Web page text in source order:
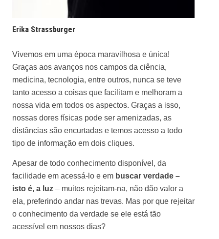
Erika Strassburger
Vivemos em uma época maravilhosa e única!
Graças aos avanços nos campos da ciência,
medicina, tecnologia, entre outros, nunca se teve
tanto acesso a coisas que facilitam e melhoram a
nossa vida em todos os aspectos. Graças a isso,
nossas dores físicas pode ser amenizadas, as
distâncias são encurtadas e temos acesso a todo
tipo de informação em dois cliques.
Apesar de todo conhecimento disponível, da
facilidade em acessá-lo e em buscar verdade –
isto é, a luz – muitos rejeitam-na, não dão valor a
ela, preferindo andar nas trevas. Mas por que rejeitar
o conhecimento da verdade se ele está tão
acessível em nossos dias?